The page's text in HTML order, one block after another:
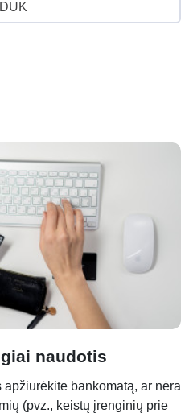
DUK
naudotis
bankomatą, ar nėra
(pvz., keistų įrenginių prie